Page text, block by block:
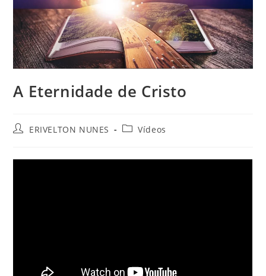
A Eternidade de Cristo
ERIVELTON NUNES Vídeos